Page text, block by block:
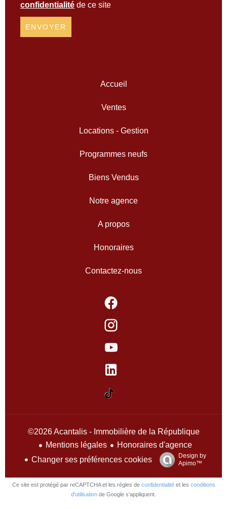
confidentialité de ce site
ENVOYER
Accueil
Ventes
Locations - Gestion
Programmes neufs
Biens Vendus
Notre agence
A propos
Honoraires
Contactez-nous
©2026 Acantalis - Immobilière de la République
Mentions légales
Honoraires d'agence
Changer ses préférences cookies
Design by
Apimo™
Ce site est protégé par reCAPTCHA et les règles de confidentialitéet les conditions
d'utilisation de Google s'appliquent.